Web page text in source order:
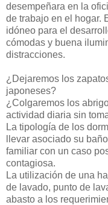
desempeñara en la
de trabajo en el hogar.
idóneo para el
cómodas y buena
distracciones.
¿Dejaremos los
japoneses?
¿Colgaremos los
actividad diaria sin
La tipología de los
llevar asociado su
familiar con un caso
contagiosa.
La utilización de una
de lavado, punto de
abasto a los